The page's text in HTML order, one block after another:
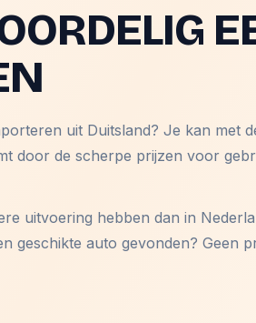
uit Duitsland? Je kan met
door de scherpe prijzen voor
uitvoering hebben dan in
geschikte auto gevonden? Geen